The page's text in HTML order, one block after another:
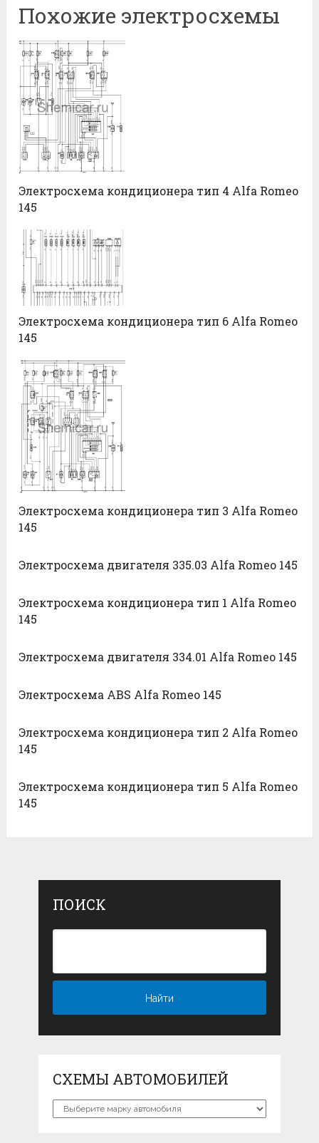
Похожие электросхемы
Электросхема кондиционера тип 4 Alfa Romeo
145
Электросхема кондиционера тип 6 Alfa Romeo
145
Электросхема кондиционера тип 3 Alfa Romeo
145
Электросхема двигателя 335.03 Alfa Romeo 145
Электросхема кондиционера тип 1 Alfa Romeo
145
Электросхема двигателя 334.01 Alfa Romeo 145
Электросхема ABS Alfa Romeo 145
Электросхема кондиционера тип 2 Alfa Romeo
145
Электросхема кондиционера тип 5 Alfa Romeo
145
ПОИСК
СХЕМЫ АВТОМОБИЛЕЙ
Схемы